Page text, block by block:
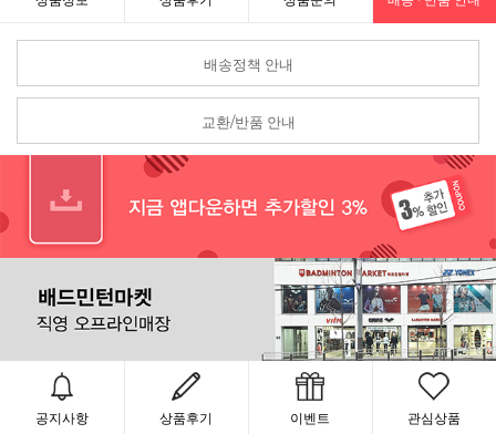
배송정책 안내
교환/반품 안내
공지사항 상품후기 이벤트 관심상품